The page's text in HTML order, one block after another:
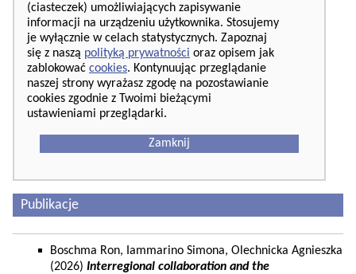
(ciasteczek) umożliwiających zapisywanie
informacji na urządzeniu użytkownika. Stosujemy
je wyłącznie w celach statystycznych. Zapoznaj
się z naszą polityką prywatności oraz opisem jak
zablokować cookies. Kontynuując przeglądanie
naszej strony wyrażasz zgodę na pozostawianie
cookies zgodnie z Twoimi bieżącymi
ustawieniami przeglądarki.
Zamknij
Publikacje
Boschma Ron, Iammarino Simona, Olechnicka Agnieszka
(2026) Interregional collaboration and the